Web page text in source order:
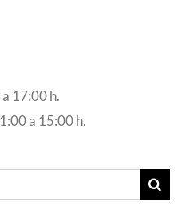
17:00 h.
a 15:00 h.